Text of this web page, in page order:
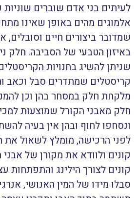
לעיתים בני אדם שוברים שוניות
אלמוגים מהים באופן שאינו
שמדובר ביצורים חיים
באיזון הטבעי של הסביבה. חלק
שניתן להשיג בחנויות
קריסטלים שמתדרים סבל וכאב
מלקחת חלק במסחר בהן וכן
חלק מאבני הקורל שמוצעות
ונסחפו לחוף ובהן אין בעיה
לפני הרכישה, מומלץ לשאול את
קונים ולוודא את מקורן של
קונים לצורך הילינג והתפתחות
סבלו מידו של המין האנושי,